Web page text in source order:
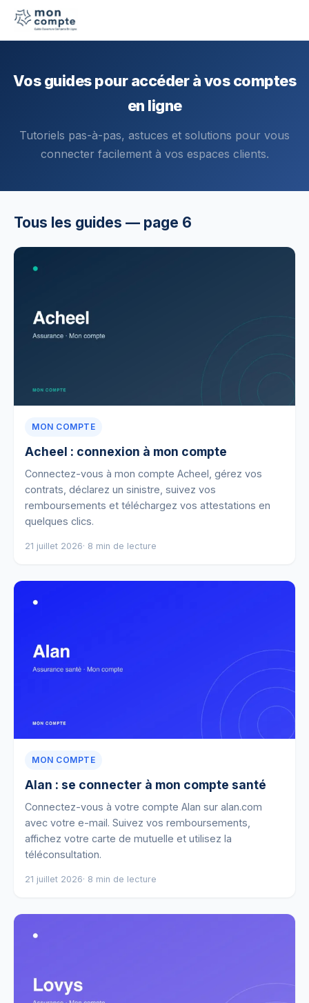
Vos guides pour accéder à vos comptes
en ligne
Tutoriels pas-à-pas, astuces et solutions pour vous
connecter facilement à vos espaces clients.
Tous les guides — page 6
MON COMPTE
Acheel : connexion à mon compte
Connectez-vous à mon compte Acheel, gérez vos
contrats, déclarez un sinistre, suivez vos
remboursements et téléchargez vos attestations en
quelques clics.
21 juillet 2026· 8 min de lecture
MON COMPTE
Alan : se connecter à mon compte santé
Connectez-vous à votre compte Alan sur alan.com
avec votre e-mail. Suivez vos remboursements,
affichez votre carte de mutuelle et utilisez la
téléconsultation.
21 juillet 2026· 8 min de lecture